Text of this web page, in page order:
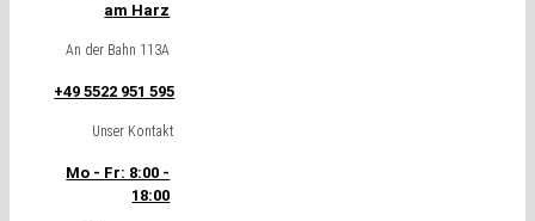
am Harz
An der Bahn 113A
+49 5522 951 595
Unser Kontakt
Mo - Fr: 8:00 -
18:00